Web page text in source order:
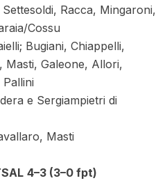
Racca, Mingaroni,
Cossu
Bugiani, Chiappelli,
Masti, Galeone, Allori,
e Sergiampietri di
Masti
4–3 (3–0 fpt)